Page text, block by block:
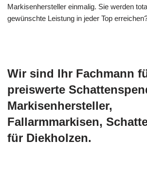
Markisenhersteller einmalig. Sie werden
gewünschte Leistung in jeder Top
Wir sind Ihr Fachmann
preiswerte
Markisenhersteller,
Fallarmmarkisen,
für Diekholzen.